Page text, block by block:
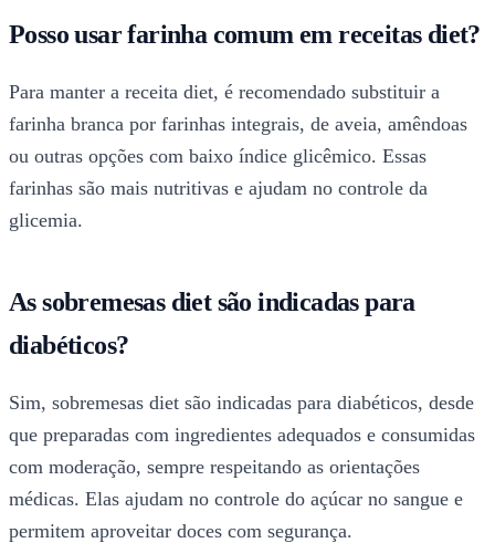
Posso usar farinha comum em receitas diet?
Para manter a receita diet, é recomendado substituir a
farinha branca por farinhas integrais, de aveia, amêndoas
ou outras opções com baixo índice glicêmico. Essas
farinhas são mais nutritivas e ajudam no controle da
glicemia.
As sobremesas diet são indicadas para
diabéticos?
Sim, sobremesas diet são indicadas para diabéticos, desde
que preparadas com ingredientes adequados e consumidas
com moderação, sempre respeitando as orientações
médicas. Elas ajudam no controle do açúcar no sangue e
permitem aproveitar doces com segurança.